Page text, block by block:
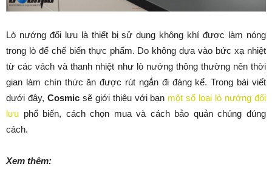
Lò nướng đối lưu là thiết bị sử dụng không khí được làm nóng
trong lò để chế biến thực phẩm. Do không dựa vào bức xạ nhiệt
từ các vách và thanh nhiệt như lò nướng thông thường nên thời
gian làm chín thức ăn được rút ngắn đi đáng kể. Trong bài viết
dưới đây, Cosmicsẽ giới thiệu với bạn một số loại lò nướng đối
lưu phổ biến, cách chọn mua và cách bảo quản chúng đúng
cách.
Xem thêm: